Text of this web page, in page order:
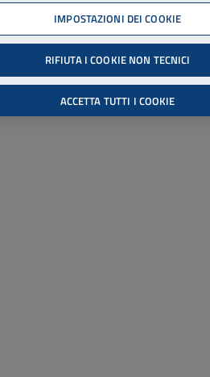
06 45539607
Accessibilità
Cerca
IMPOSTAZIONI DEI COOKIE
RIFIUTA I COOKIE NON TECNICI
ACCETTA TUTTI I COOKIE